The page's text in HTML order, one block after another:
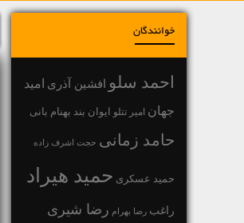
خوانندگان
احمد سلو افشین آذری امید
جهان امیر تتلو ایوان بند بهنام بانی
حامد زمانی حجت اشرف زاده
حمید عسکری حمید هیراد
راغب رضا بهرام رضا شیری